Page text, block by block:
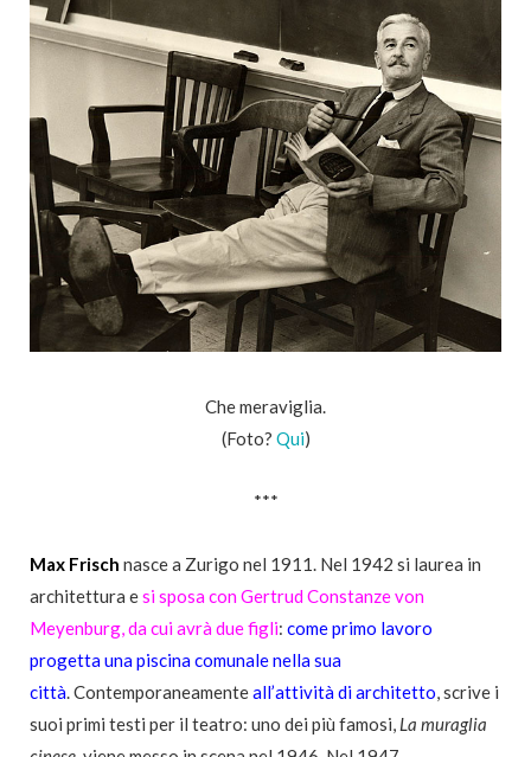
Che meraviglia.
(Foto? Qui)
***
Max Frisch nasce a Zurigo nel 1911. Nel 1942 si laurea in
architettura esi sposa con Gertrud Constanze von
Meyenburg, da cui avrà due figli: come primo lavoro
progetta una piscina comunale nella sua
città. Contemporaneamenteall’attivitàdi architetto, scrive i
suoi primi testi per il teatro: uno dei più famosi, La muraglia